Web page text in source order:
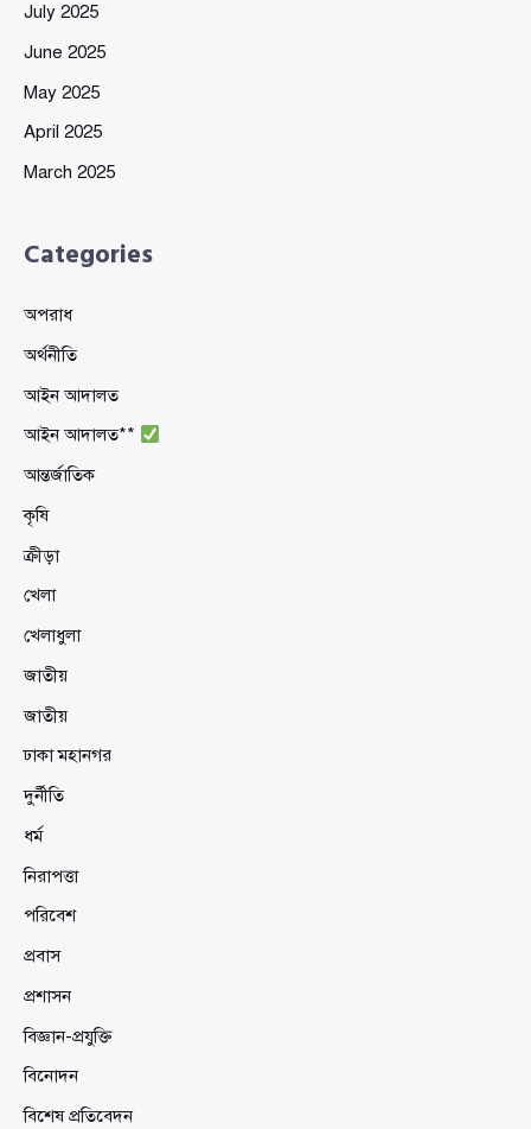
July 2025
June 2025
May 2025
April 2025
March 2025
Categories
অপরাধ
অর্থনীতি
আইন আদালত
আইন আদালত**
আন্তর্জাতিক
কৃষি
ক্রীড়া
খেলা
খেলাধুলা
জাতীয়
জাতীয়
ঢাকা মহানগর
দুর্নীতি
ধর্ম
নিরাপত্তা
পরিবেশ
প্রবাস
প্রশাসন
বিজ্ঞান-প্রযুক্তি
বিনোদন
বিশেষ প্রতিবেদন